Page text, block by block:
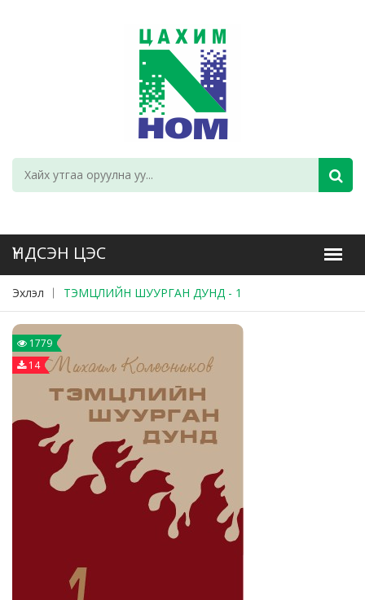
Эхлэл ТЭМЦЛИЙН ШУУРГАН ДУНД - 1
1779
14